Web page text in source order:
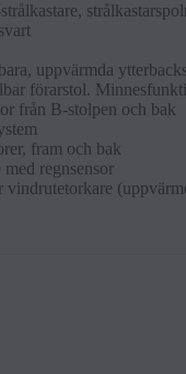
up­pvärm­da
förarstol.
från B-stolpen och bak
fram och bak
regn­sensor
vindrutet­ork­are